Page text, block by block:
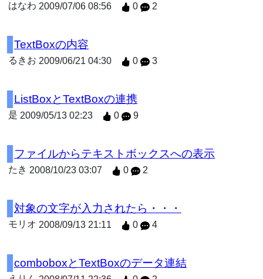
はなわ 2009/07/06 08:56 0 2
TextBoxの内容
るきお 2009/06/21 04:30 0 3
ListBoxとTextBoxの連携
是 2009/05/13 02:23 0 9
ファイルからテキストボックスへの表示
たき 2008/10/23 03:07 0 2
対象の文字が入力されたら・・・
モリオ 2008/09/13 21:11 0 4
comboboxとTextBoxのデータ連結